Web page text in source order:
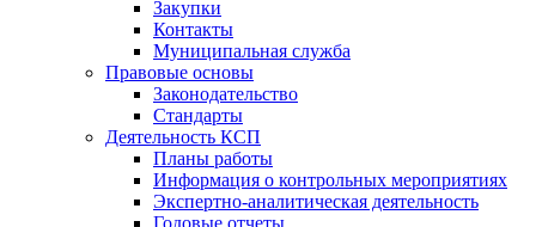
Закупки
Контакты
Муниципальная служба
Правовые основы
Законодательство
Стандарты
Деятельность КСП
Планы работы
Информация о контрольных мероприятиях
Экспертно-аналитическая деятельность